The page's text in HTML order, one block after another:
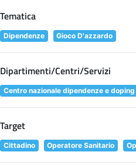
Tematica
Dipendenze Gioco D'azzardo
Dipartimenti/Centri/Servizi
Centro nazionale dipendenze e doping
Target
Cittadino Operatore Sanitario